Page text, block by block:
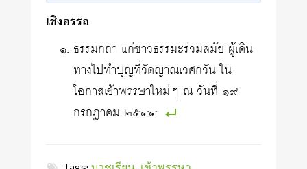
เชิงอรรถ
ธรรมกถา แก่ชาวธรรมะร่วมสมัย ผู้เดิน
ทางไปทำบุญที่วัดญาณเวศกวัน ใน
โอกาสเข้าพรรษาใหม่ๆ ณ วันที่ ๑๙
กรกฎาคม ๒๕๔๔